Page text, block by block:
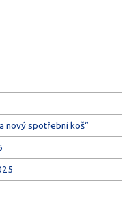
nový spotřební koš“